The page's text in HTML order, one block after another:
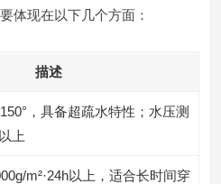
体现在以下几个方面：
描述
，具备超疏水特性；水压测
上
m²·24h以上，适合长时间穿